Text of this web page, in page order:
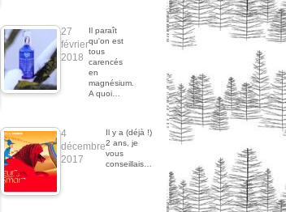
27
février
2018
Il paraît
qu'on est
tous
carencés
en
magnésium.
A quoi…
4
décembre
2017
Il y a (déjà !)
2 ans, je
vous
conseillais…